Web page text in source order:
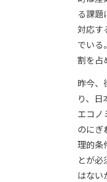
る課題
対応す
でいる
割を占
昨今、
り、日
エコノ
のにぎ
理的条
とが必
はない